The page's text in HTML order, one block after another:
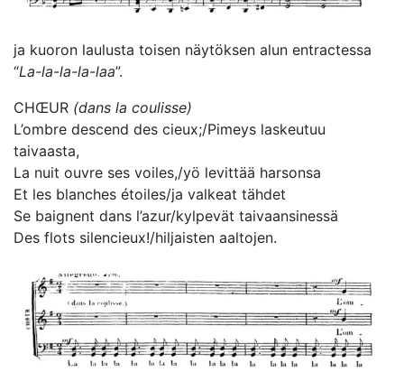
ja kuoron laulusta toisen näytöksen alun entractessa
“La-la-la-la-laa”.
CHŒUR (dans la coulisse)
L’ombre descend des cieux;/Pimeys laskeutuu
taivaasta,
La nuit ouvre ses voiles,/yö levittää harsonsa
Et les blanches étoiles/ja valkeat tähdet
Se baignent dans l’azur/kylpevät taivaansinessä
Des flots silencieux!/hiljaisten aaltojen.